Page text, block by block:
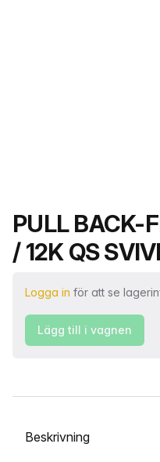
PULL BACK-
/ 12K QS
Logga in för att se
Lägg till i vagnen
Välj en flik